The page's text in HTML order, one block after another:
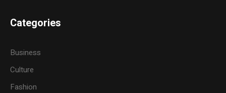
Categories
Business
Culture
Fashion